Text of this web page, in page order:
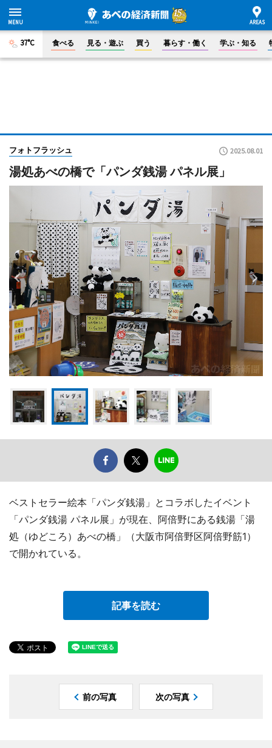
37°C 食べる 見る・遊ぶ 買う 暮らす・働く 学ぶ・知る
フォトフラッシュ 2025.08.01
湯処あべの橋で「パンダ銭湯 パネル展」
ベストセラー絵本「パンダ銭湯」とコラボしたイベント
「パンダ銭湯 パネル展」が現在、阿倍野にある銭湯「湯
処（ゆどころ）あべの橋」（大阪市阿倍野区阿倍野筋1）
で開かれている。
記事を読む
前の写真 次の写真